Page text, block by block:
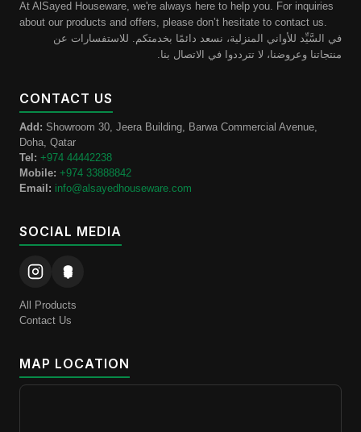
At AlSayed Houseware, we're always here to help you. For inquiries
about our products and offers, please don’t hesitate to contact us.
في السَّيِّد للأواني المنزلية، نسعد دائمًا بخدمتكم. للاستفسارات عن
منتجاتنا وعروضنا، لا تترددوا في الاتصال بنا.
CONTACT US
Add: Showroom 30, Jeera Building, Barwa Commercial Avenue,
Doha, Qatar
Tel: +974 44442238
Mobile: +974 33888842
Email: info@alsayedhouseware.com
SOCIAL MEDIA
All Products
Contact Us
MAP LOCATION